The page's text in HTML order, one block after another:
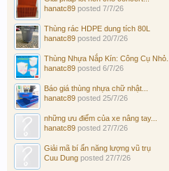
hanatc89 posted 7/7/26
Thùng rác HDPE dung tích 80L
hanatc89 posted 20/7/26
Thùng Nhựa Nắp Kín: Công Cụ Nhỏ...
hanatc89 posted 6/7/26
Báo giá thùng nhựa chữ nhật...
hanatc89 posted 25/7/26
những ưu điểm của xe nâng tay...
hanatc89 posted 27/7/26
Giải mã bí ẩn năng lượng vũ trụ
Cuu Dung posted 27/7/26